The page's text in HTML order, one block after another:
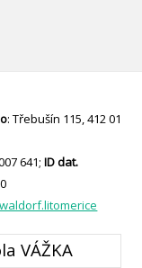
: Třebušín 115, 412 01
641;ID dat.
VÁŽKA